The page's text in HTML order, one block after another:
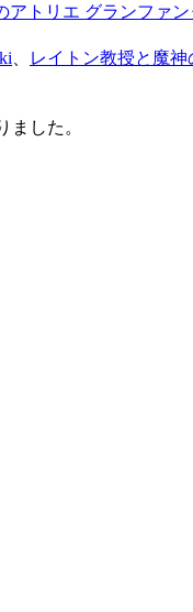
アトリエ グランファ
レイトン教授と魔神
した。